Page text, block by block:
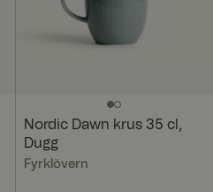
Nordic Dawn krus 35 cl,
Dugg
Fyrklövern